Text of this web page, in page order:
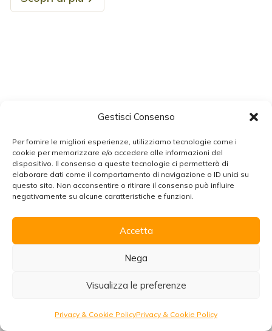
Gestisci Consenso
Per fornire le migliori esperienze, utilizziamo tecnologie come i
cookie per memorizzare e/o accedere alle informazioni del
dispositivo. Il consenso a queste tecnologie ci permetterà di
elaborare dati come il comportamento di navigazione o ID unici su
questo sito. Non acconsentire o ritirare il consenso può influire
negativamente su alcune caratteristiche e funzioni.
Accetta
Nega
Visualizza le preferenze
Privacy & Cookie PolicyPrivacy & Cookie Policy
Marocco Info & Servizi
Richiedi preventivo
Organizzare un viaggio in Marocco
viaggiare senza pensieri!
Scarica